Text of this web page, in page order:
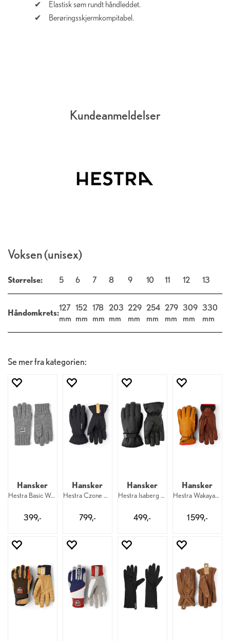
Elastisk søm rundt håndleddet.
Berøringsskjermkompitabel.
Kundeanmeldelser
Voksen (unisex)
Størrelse: 5 6 7 8 9 10 11 12 13
Håndomkrets:
127
mm
152
mm
178
mm
203
mm
229
mm
254
mm
279
mm
309
mm
330
mm
Se mer fra kategorien:
Hansker
Hestra Basic Wool Glove 350
399,-
Hansker
Hestra Czone Contact Pick Up 5F 100
799,-
Hansker
Hestra Isaberg Czone 5F 100
499,-
Hansker
Hestra Wakayama 5F 710/750
1 599,-